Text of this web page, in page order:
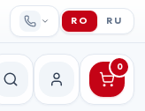
RO RU
CăutareContul meu
0